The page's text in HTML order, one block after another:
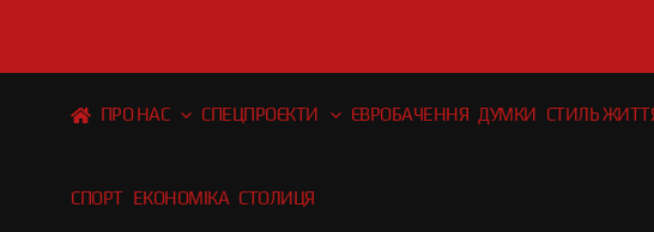
вмісту
ПРО НАС СПЕЦПРОЄКТИ ЄВРОБАЧЕННЯ ДУМКИ СТИЛЬ
СПОРТ ЕКОНОМІКА СТОЛИЦЯ